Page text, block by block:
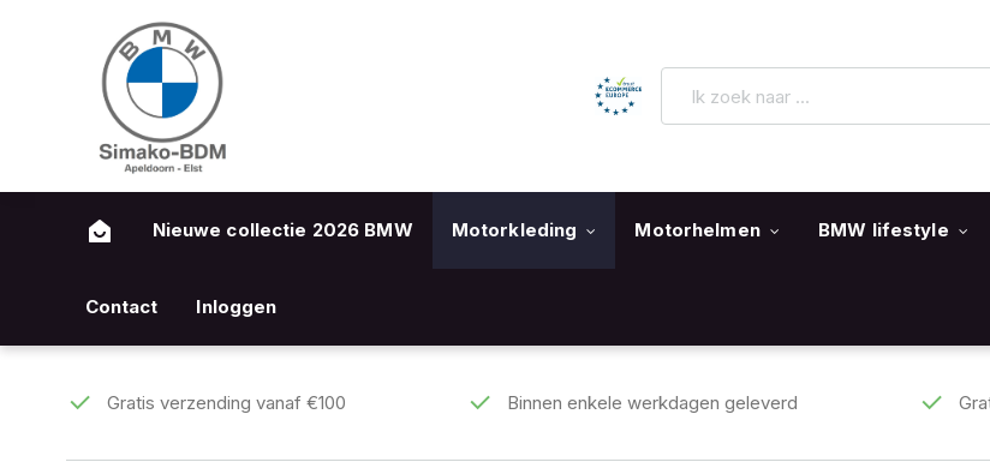
Nieuwe collectie 2026 BMW Motorkleding Motorhelmen BMW lifestyle
Contact Inloggen
Gratis verzending vanaf €100 Binnen enkele werkdagen geleverd